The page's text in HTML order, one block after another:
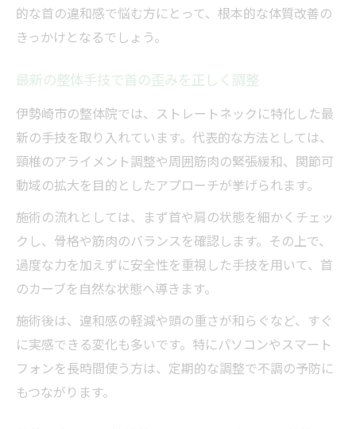
的な首の違和感で悩む方にとって、根本的な体質改善の
きっかけとなるでしょう。
最新の整体手技で首の歪みを正しく調整
伊勢崎市の整体院では、ストレートネックに特化した最
新の手技を取り入れています。代表的な方法としては、
頸椎のアライメント調整や周囲筋肉の緊張緩和、関節可
動域の拡大を目的としたアプローチが挙げられます。
施術の流れとしては、まず首や肩の状態を細かくチェッ
クし、骨格や筋肉のバランスを確認します。その上で、
過度な力を加えずに安全性を重視した手技を用いて、首
のカーブを自然な状態へ導きます。
施術後は、違和感の軽減や頭の重さが和らぐなど、すぐ
に実感できる変化も多いです。特にパソコンやスマート
フォンを長時間使う方は、定期的な調整で不調の予防に
もつながります。